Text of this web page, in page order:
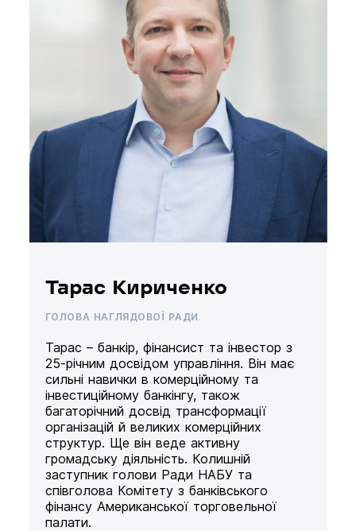
Тарас Кириченко
ГОЛОВА НАГЛЯДОВОЇ РАДИ
Тарас – банкір, фінансист та інвестор з
25-річним досвідом управління. Він має
сильні навички в комерційному та
інвестиційному банкінгу, також
багаторічний досвід трансформації
організацій й великих комерційних
структур. Ще він веде активну
громадську діяльність. Колишній
заступник голови Ради НАБУ та
співголова Комітету з банківського
фінансу Американської торговельної
палати.